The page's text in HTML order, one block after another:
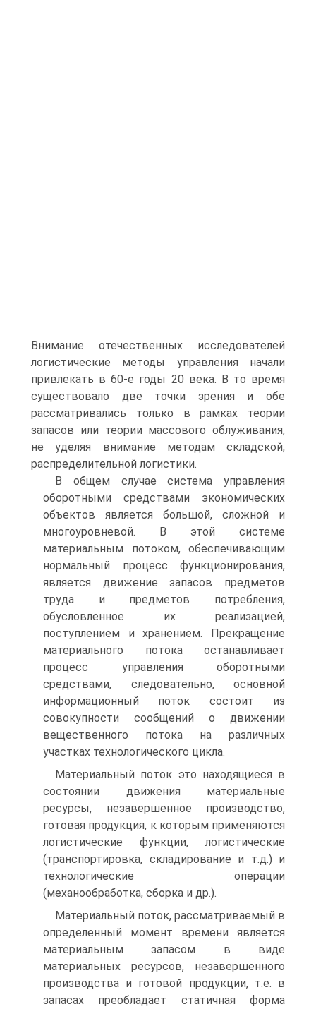
Внимание отечественных исследователей
логистические методы управления начали
привлекать в 60-е годы 20 века. В то время
существовало две точки зрения и обе
рассматривались только в рамках теории
запасов или теории массового облуживания,
не уделяя внимание методам складской,
распределительной логистики.
В общем случае система управления
оборотными средствами экономических
объектов является большой, сложной и
многоуровневой. В этой системе
материальным потоком, обеспечивающим
нормальный процесс функционирования,
является движение запасов предметов
труда и предметов потребления,
обусловленное их реализацией,
поступлением и хранением. Прекращение
материального потока останавливает
процесс управления оборотными
средствами, следовательно, основной
информационный поток состоит из
совокупности сообщений о движении
вещественного потока на различных
участках технологического цикла.
Материальный поток это находящиеся в
состоянии движения материальные
ресурсы, незавершенное производство,
готовая продукция, к которым применяются
логистические функции, логистические
(транспортировка, складирование и т.д.) и
технологические операции
(механообработка, сборка и др.).
Материальный поток, рассматриваемый в
определенный момент времени является
материальным запасом в виде
материальных ресурсов, незавершенного
производства и готовой продукции, т.е. в
запасах преобладает статичная форма